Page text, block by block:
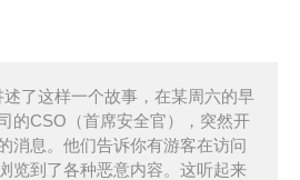
了这样一个故事，在某周六的早
的CSO（首席安全官），突然开
消息。他们告诉你有游客在访问
览到了各种恶意内容。这听起来